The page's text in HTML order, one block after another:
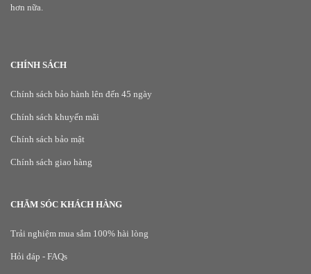
hơn nữa.
CHÍNH SÁCH
Chính sách bảo hành lên đến 45 ngày
Chính sách khuyến mãi
Chính sách bảo mật
Chính sách giao hàng
CHĂM SÓC KHÁCH HÀNG
Trải nghiệm mua sắm 100% hài lòng
Hỏi đáp - FAQs